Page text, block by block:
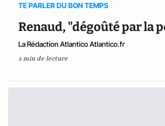
TE PARLER DU BON TEMPS
Renaud, "dégoûté par la
La Rédaction Atlantico Atlantico.fr
2 min de lecture